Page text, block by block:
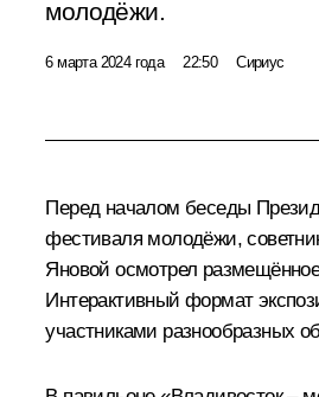
молодёжи.
6 марта 2024 года 22:50 Сириус
Перед началом беседы
фестиваля молодёжи,
Яновой осмотрел
Интерактивный формат
участниками разнообразных